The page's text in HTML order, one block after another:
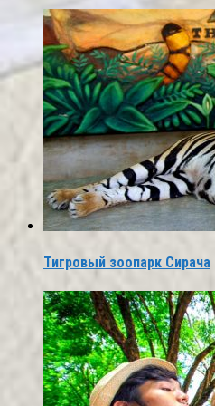
Тигровый зоопарк Сирача